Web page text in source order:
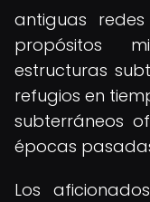
antiguas
propósitos
estructuras
refugios en
subterráneos
épocas
Los